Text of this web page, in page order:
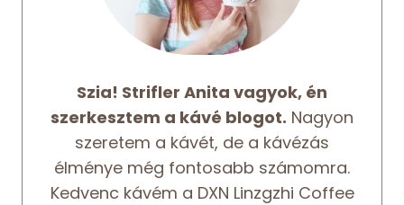
Szia! Strifler Anita vagyok, én
szerkesztem a kávé blogot. Nagyon
szeretem a kávét, de a kávézás
élménye még fontosabb számomra.
Kedvenc kávém a DXN Linzgzhi Coffee